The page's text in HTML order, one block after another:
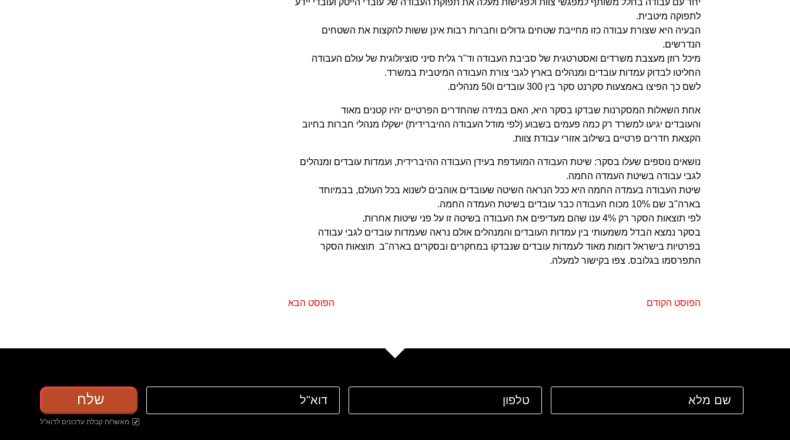
לתפוקה מיטבית.
הבעיה היא שצורת עבודה כזו מחייבת שטחים גדולים וחברות רבות אינן ששות להקצות את השטחים
הנדרשים.
מיכל רוזן מעצבת משרדים ואסטרטגית של סביבת העבודה וד"ר גלית סיני סוציולוגית של עולם העבודה
החליטו לבדוק עמדות עובדים ומנהלים בארץ לגבי צורת העבודה המיטבית במשרד.
לשם כך הפיצו באמצעות סקרנט סקר בין 300 עובדים ו50 מנהלים.
אחת השאלות המסקרנות שבדקו בסקר היא, האם במידה שהחדרים הפרטיים יהיו קטנים מאוד
והעובדים יגיעו למשרד רק כמה פעמים בשבוע (לפי מודל העבודה ההיברידית) ישקלו מנהלי חברות בחיוב
הקצאת חדרים פרטיים בשילוב אזורי עבודת צוות.
נושאים נוספים שעלו בסקר: שיטת העבודה המועדפת בעידן העבודה ההיברידית, ועמדות עובדים ומנהלים
לגבי עבודה בשיטת העמדה החמה.
שיטת העבודה בעמדה החמה היא ככל הנראה השיטה שעובדים אוהבים לשנוא בכל העולם, בבמיוחד
בארה"ב שם 10% מכוח העבודה כבר עובדים בשיטת העמדה החמה.
לפי תוצאות הסקר רק 4% ענו שהם מעדיפים את העבודה בשיטה זו על פני שיטות אחרות.
בסקר נמצא הבדל משמעותי בין עמדות העובדים והמנהלים אולם נראה שעמדות עובדים לגבי עבודה
בפרטיות בישראל דומות מאוד לעמדות עובדים שנבדקו במחקרים ובסקרים בארה"ב תוצאות הסקר
התפרסמו בגלובס. צפו בקישור למעלה.
הפוסט הקודם הפוסט הבא
שלח
מאשר/ת קבלת עדכונים לדוא"ל